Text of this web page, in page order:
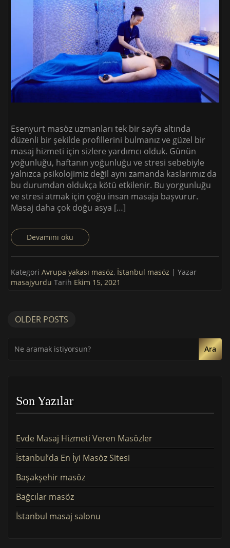
Esenyurt masöz uzmanları tek bir sayfa altında
düzenli bir şekilde profillerini bulmanız ve güzel bir
masaj hizmeti için sizlere yardımcı olduk. Günün
yoğunluğu, haftanın yoğunluğu ve stresi sebebiyle
yalnızca psikolojimiz değil aynı zamanda kaslarımız da
bu durumdan oldukça kötü etkilenir. Bu yorgunluğu
ve stresi atmak için çoğu insan masaja başvurur.
Masaj daha çok doğu asya […]
Devamını oku
Kategori Avrupa yakası masöz, İstanbul masöz | Yazar
masajyurdu Tarih Ekim 15, 2021
OLDER POSTS
Ara
Son Yazılar
Evde Masaj Hizmeti Veren Masözler
İstanbul’da En İyi Masöz Sitesi
Başakşehir masöz
Bağcılar masöz
İstanbul masaj salonu